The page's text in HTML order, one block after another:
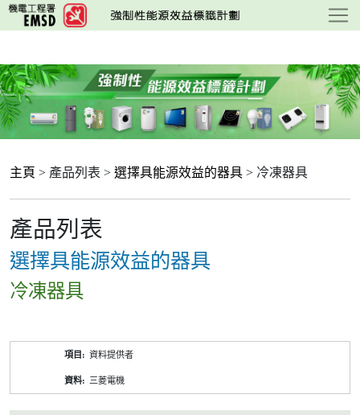
跳
至
要
內
容
主頁 > 產品列表 > 選擇具能源效益的器具 > 冷凍器具
產品列表
選擇具能源效益的器具
冷凍器具
資料提供者
三菱電機